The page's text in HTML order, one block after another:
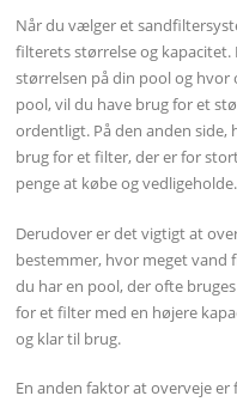
Når du vælger et
filterets størrelse og
størrelsen på din pool og hvor
pool, vil du have brug for et
ordentligt. På den anden side,
brug for et filter, der er for
penge at købe og vedligeholde.
Derudover er det vigtigt at
bestemmer, hvor meget vand
du har en pool, der ofte
for et filter med en højere
og klar til brug.
En anden faktor at overveje